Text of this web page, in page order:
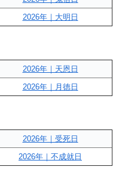
2026年｜大明日
2026年｜天恩日
2026年｜月徳日
2026年｜受死日
2026年｜不成就日